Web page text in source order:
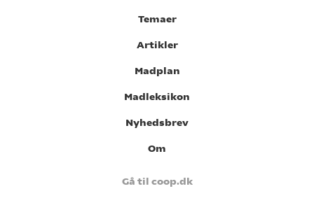
Temaer
Artikler
Madplan
Madleksikon
Nyhedsbrev
Om
Gå til coop.dk